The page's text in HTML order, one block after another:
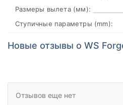
Размеры вылета (мм):
Ступичные параметры (mm):
Новые отзывы о WS
Отзывов еще нет